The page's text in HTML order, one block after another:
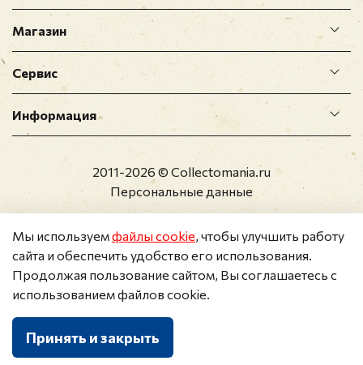
Магазин
Сервис
Информация
2011-2026 © Collectomania.ru
Персональные данные
Корзина
Мы используемфайлы cookie, чтобы улучшить работу
сайта и обеспечить удобство его использования.
Продолжая пользование сайтом, Вы соглашаетесь с
использованием файлов cookie.
Принять и закрыть